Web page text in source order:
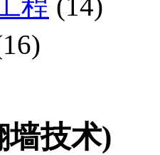
程 (14)
墙技术)